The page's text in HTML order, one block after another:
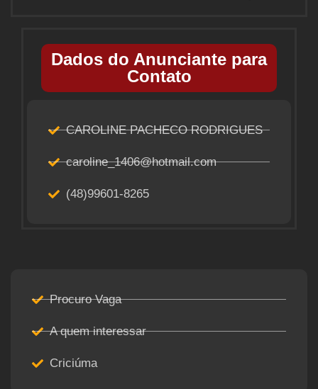
Dados do Anunciante para
Contato
CAROLINE PACHECO RODRIGUES
caroline_1406@hotmail.com
(48)99601-8265
Procuro Vaga
A quem interessar
Criciúma